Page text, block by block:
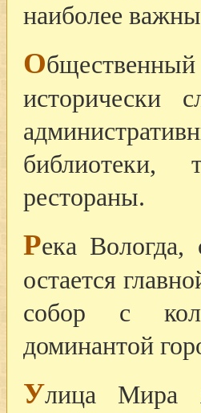
наиболее
О
исторически
библиотеки,
рестораны.
Река
остается
собор с
доминантой
Улица Мира